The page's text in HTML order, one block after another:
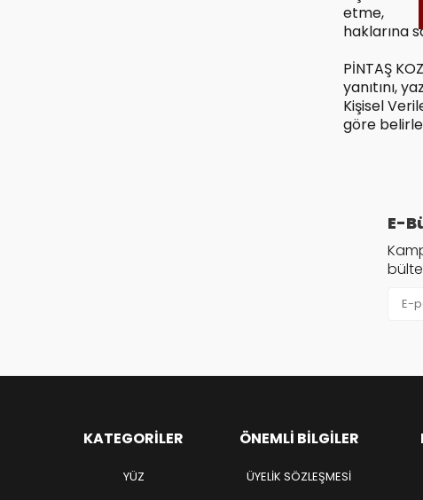
etme,
haklarına
PİNTAŞ
yanıtını,
Kişisel
göre
E-
KATEGORILER
YÜZ
ÖNEMLI BILGILER
ÜYELIK SÖZLEŞMESI